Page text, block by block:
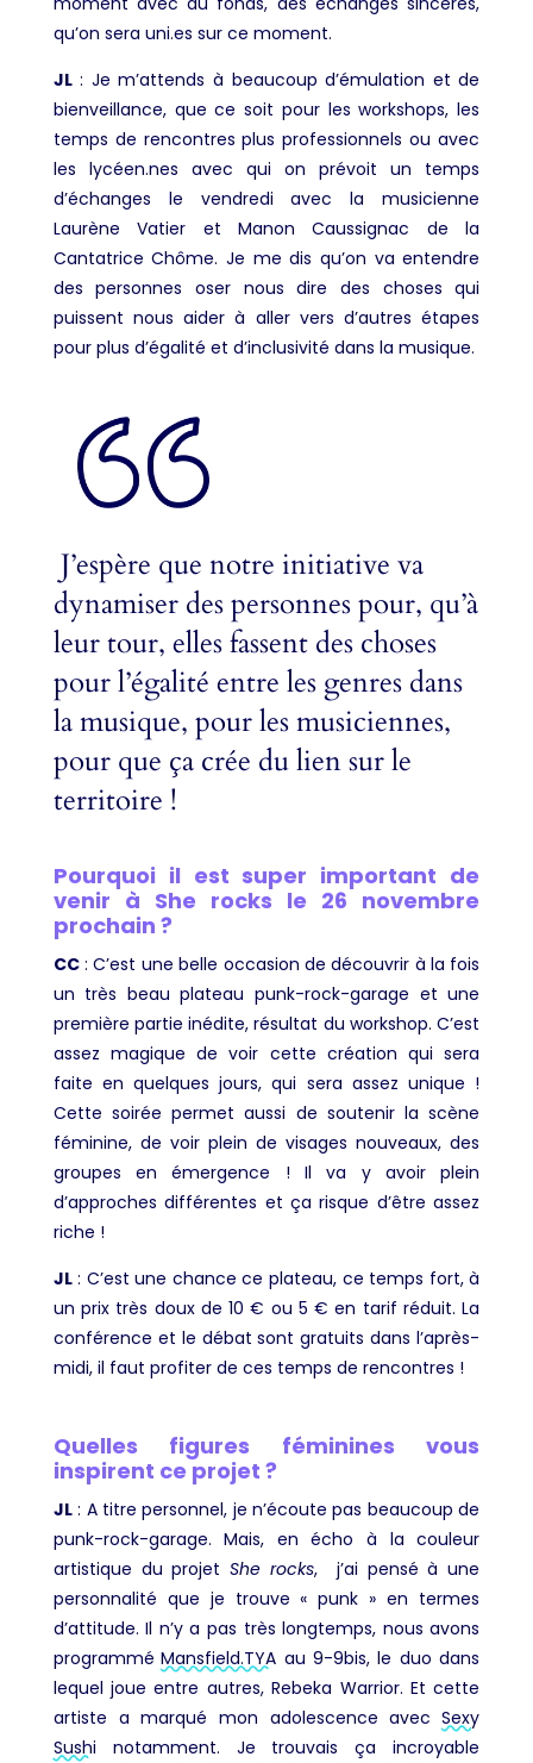
qu’on sera uni.es sur ce moment.
JL: Je m’attends à beaucoup d’émulation et de
bienveillance, que ce soit pour les workshops, les
temps de rencontres plus professionnels ou avec
les lycéen.nes avec qui on prévoit un temps
d’échanges le vendredi avec la musicienne
Laurène Vatier et Manon Caussignac de la
Cantatrice Chôme. Je me dis qu’on va entendre
des personnes oser nous dire des choses qui
puissent nous aider à aller vers d’autres étapes
pour plus d’égalité et d’inclusivité dans la musique.
J’espère que notre initiative va
dynamiser des personnes pour, qu’à
leur tour, elles fassent des choses
pour l’égalité entre les genres dans
la musique, pour les musiciennes,
pour que ça crée du lien sur le
territoire !
Pourquoi il est super important de
venir à She rocks le 26 novembre
prochain ?
CC:C’est une belle occasion de découvrir à la fois
un très beau plateau punk-rock-garage et une
première partie inédite, résultat du workshop. C’est
assez magique de voir cette création qui sera
faite en quelques jours, qui sera assez unique !
Cette soirée permet aussi de soutenir la scène
féminine, de voir plein de visages nouveaux, des
groupes en émergence ! Il va y avoir plein
d’approches différentes et ça risque d’être assez
riche !
JL: C’est une chance ce plateau, ce temps fort, à
un prix très doux de 10 € ou 5 € en tarif réduit. La
conférence et le débat sont gratuits dans l’après-
midi, il faut profiter de ces temps de rencontres !
Quelles figures féminines vous
inspirent ce projet ?
JL: A titre personnel, je n’écoute pas beaucoup de
punk-rock-garage. Mais, en écho à la couleur
artistique du projetShe rocks, j’ai pensé à une
personnalité que je trouve « punk » en termes
d’attitude. Il n’y a pas très longtemps, nous avons
programmé Mansfield.TYA au 9-9bis, le duo dans
lequel joue entre autres, Rebeka Warrior. Et cette
artiste a marqué mon adolescence avec Sexy
Sushi notamment. Je trouvais ça incroyable